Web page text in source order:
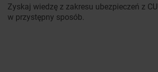
Zyskaj wiedzę z zakresu ubezpieczeń z
w przystępny sposób.